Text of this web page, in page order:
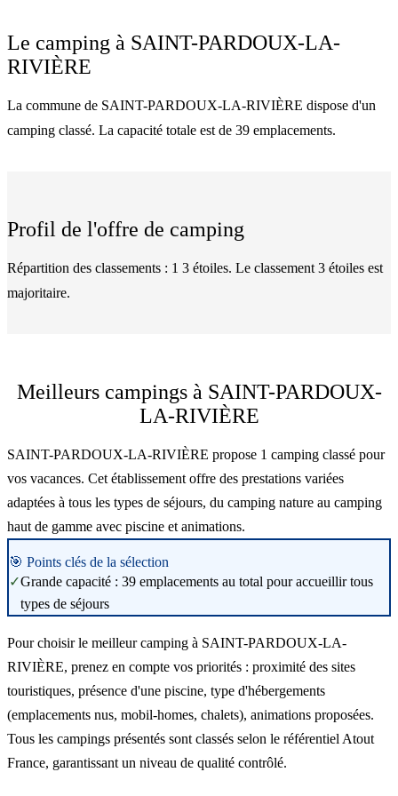
Le camping à SAINT-PARDOUX-LA-
RIVIÈRE
La commune de SAINT-PARDOUX-LA-RIVIÈRE dispose d'un
camping classé. La capacité totale est de 39 emplacements.
Profil de l'offre de camping
Répartition des classements : 1 3 étoiles. Le classement 3 étoiles est
majoritaire.
Meilleurs campings à SAINT-PARDOUX-
LA-RIVIÈRE
SAINT-PARDOUX-LA-RIVIÈRE propose 1 camping classé pour
vos vacances. Cet établissement offre des prestations variées
adaptées à tous les types de séjours, du camping nature au camping
haut de gamme avec piscine et animations.
🎯 Points clés de la sélection
✓Grande capacité : 39 emplacements au total pour accueillir tous
types de séjours
Pour choisir le meilleur camping à SAINT-PARDOUX-LA-
RIVIÈRE, prenez en compte vos priorités : proximité des sites
touristiques, présence d'une piscine, type d'hébergements
(emplacements nus, mobil-homes, chalets), animations proposées.
Tous les campings présentés sont classés selon le référentiel Atout
France, garantissant un niveau de qualité contrôlé.